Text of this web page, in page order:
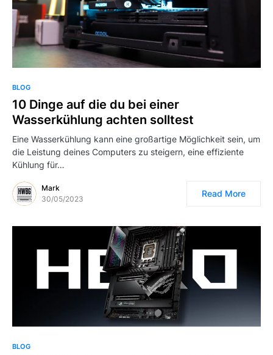
BLOG
10 Dinge auf die du bei einer
Wasserkühlung achten solltest
Eine Wasserkühlung kann eine großartige Möglichkeit sein, um
die Leistung deines Computers zu steigern, eine effiziente
Kühlung für…
Mark
30/05/2023
Read More
BLOG